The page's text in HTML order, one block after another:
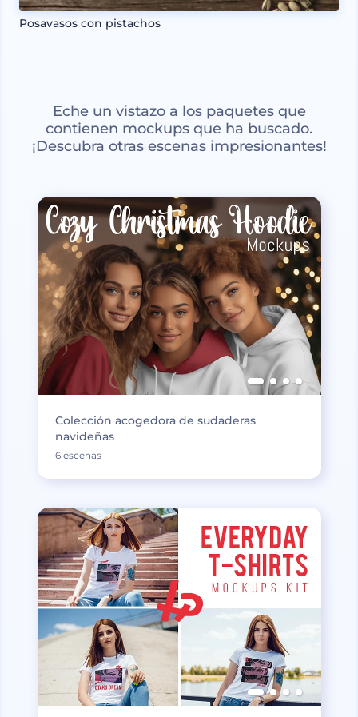
Posavasos con pistachos
Eche un vistazo a los paquetes que
contienen mockups que ha buscado.
¡Descubra otras escenas impresionantes!
Colección acogedora de sudaderas
navideñas
6 escenas